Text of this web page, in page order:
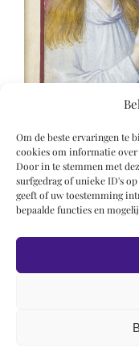
Om de beste ervaringen te
cookies om informatie over
Door in te stemmen met
surfgedrag of unieke ID's
geeft of uw toestemming
bepaalde functies en